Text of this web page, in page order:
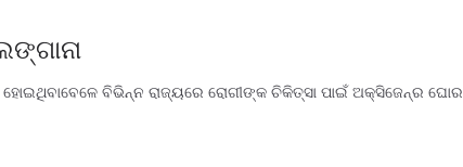
ବିଭିନ୍ନ ରାଜ୍ୟରେ ରୋଗୀଙ୍କ ଚିକିତ୍ସା ପାଇଁ ଅକ୍ସିଜେନ୍‌ର ଘୋର